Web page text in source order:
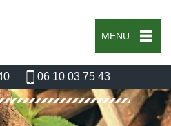
MENU
06 10 03 75 43